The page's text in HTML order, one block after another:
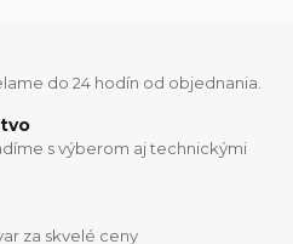
do 24 hodín od objednania.
s výberom aj technickými
za skvelé ceny